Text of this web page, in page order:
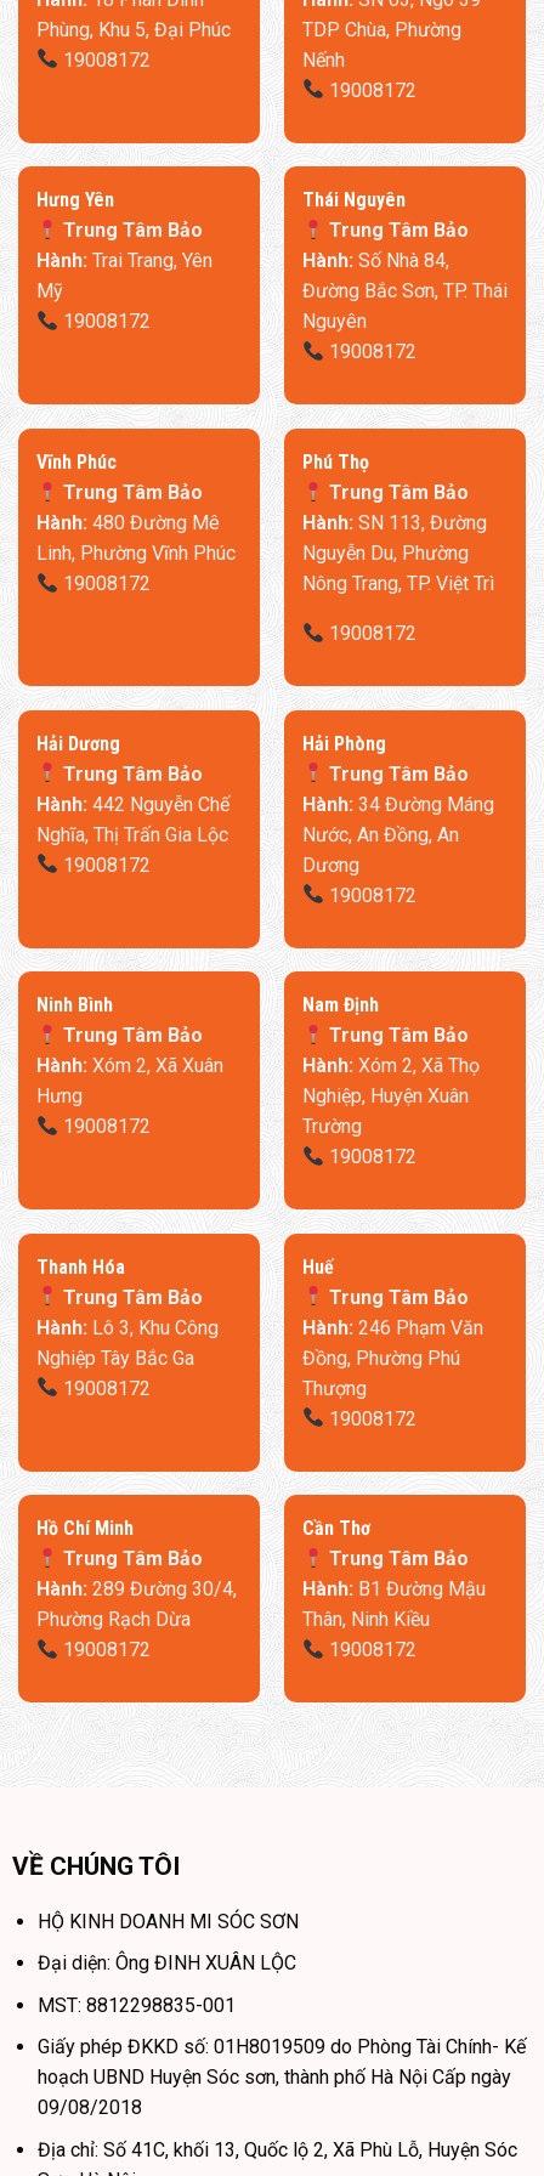
Kiểu Dáng Ý Thanh Lịch
– Tay ghế rộng 20cm
, vừa tạo điểm nhấn thẩm mỹ, vừa tiện
lợi để đồ dùng cá nhân.
–
, phong cách hiện đại, dễ dàng
vệ sinh với robot hút bụi.
Kích Thước Rộng Rãi
Lòng ghế sâu 63cm,
thoải mái ngồi xếp chân hoặc nằm
thư giãn.
–
, có thể điều chỉnh đệm tựa linh hoạt
theo tư thế ngồi.
Phùng, Khu 5, Đại Phúc
19008172
TDP Chùa, Phường
Nếnh
19008172
​Hưng Yên
Trung Tâm Bảo
Hành:Trai Trang, Yên
Mỹ
19008172
Thái Nguyên
Trung Tâm Bảo
Hành:Số Nhà 84,
Đường Bắc Sơn, TP. Thái
Nguyên
19008172
​Vĩnh Phúc
Trung Tâm Bảo
Hành:480 Đường Mê
Linh, Phường Vĩnh Phúc
19008172
​Phú Thọ
Trung Tâm Bảo
Hành:SN 113, Đường
Nguyễn Du, Phường
Nông Trang, TP. Việt Trì
19008172
​Hải Dương
Trung Tâm Bảo
Hành: 442 Nguyễn Chế
Nghĩa, Thị Trấn Gia Lộc
19008172
​Hải Phòng
Trung Tâm Bảo
Hành: 34 Đường Máng
Nước, An Đồng, An
Dương
19008172
Ninh Bình
Trung Tâm Bảo
Hành:Xóm 2, Xã Xuân
Hưng
19008172
​Nam Định
Trung Tâm Bảo
Hành:Xóm 2, Xã Thọ
Nghiệp, Huyện Xuân
Trường
19008172
Thanh Hóa
Trung Tâm Bảo
Hành:Lô 3, Khu Công
Nghiệp Tây Bắc Ga
19008172
​Huế
Trung Tâm Bảo
Hành:246 Phạm Văn
Đồng, Phường Phú
Thượng
19008172
​Hồ Chí Minh
Trung Tâm Bảo
Hành:289 Đường 30/4,
Phường Rạch Dừa
19008172
Cần Thơ
Trung Tâm Bảo
Hành:B1 Đường Mậu
Thân, Ninh Kiều
19008172
VỀ CHÚNG TÔI
HỘ KINH DOANH MI SÓC SƠN
Đại diện: Ông ĐINH XUÂN LỘC
MST: 8812298835-001
Giấy phép ĐKKD số: 01H8019509 do Phòng Tài Chính- Kế
hoạch UBND Huyện Sóc sơn, thành phố Hà Nội Cấp ngày
09/08/2018
Địa chỉ: Số 41C, khối 13, Quốc lộ 2, Xã Phù Lỗ, Huyện Sóc